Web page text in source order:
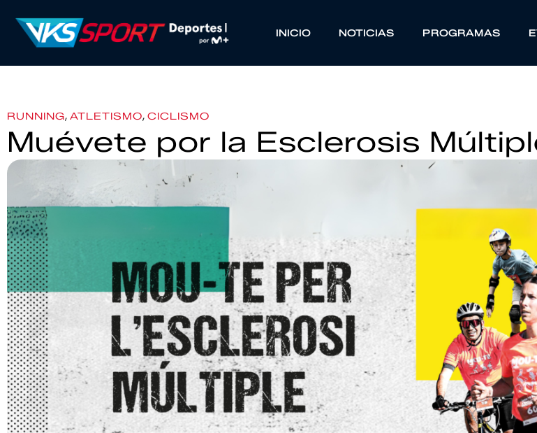
INICIO NOTICIAS PROGRAMAS
RUNNING, ATLETISMO, CICLISMO
Muévete por la Esclerosis